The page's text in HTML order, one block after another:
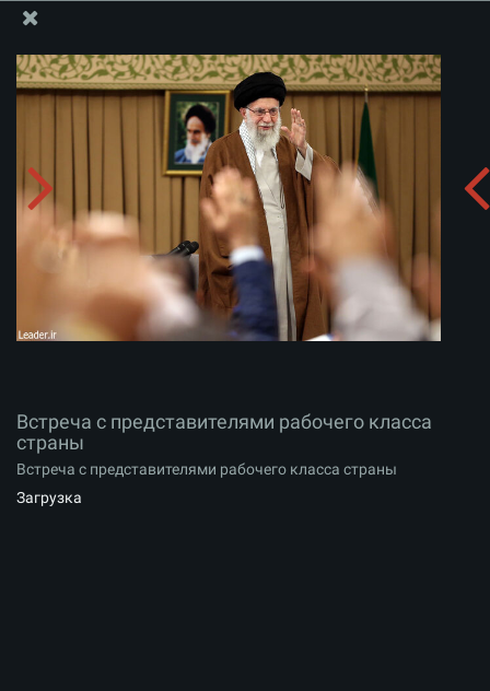
Встреча с представителями рабочего класса
страны
Скачать альбом:
Встреча с представителями рабочего класса
страны
Встреча с представителями рабочего класса страны
Загрузка